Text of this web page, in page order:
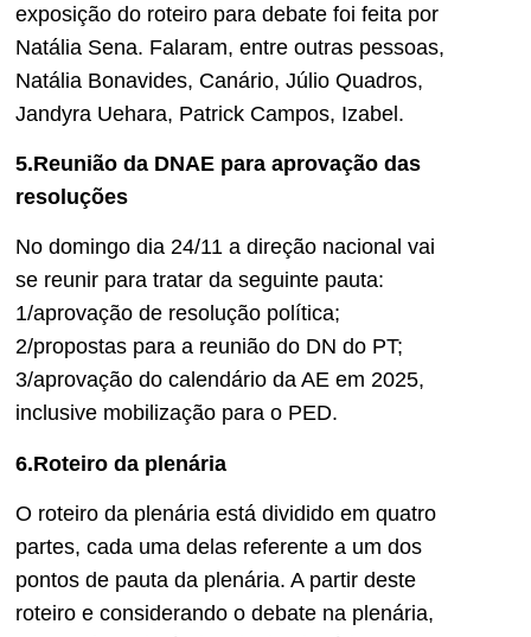
exposição do roteiro para debate foi feita por
Natália Sena. Falaram, entre outras pessoas,
Natália Bonavides, Canário, Júlio Quadros,
Jandyra Uehara, Patrick Campos, Izabel.
5.Reunião da DNAE para aprovação das
resoluções
No domingo dia 24/11 a direção nacional vai
se reunir para tratar da seguinte pauta:
1/aprovação de resolução política;
2/propostas para a reunião do DN do PT;
3/aprovação do calendário da AE em 2025,
inclusive mobilização para o PED.
6.Roteiro da plenária
O roteiro da plenária está dividido em quatro
partes, cada uma delas referente a um dos
pontos de pauta da plenária. A partir deste
roteiro e considerando o debate na plenária,